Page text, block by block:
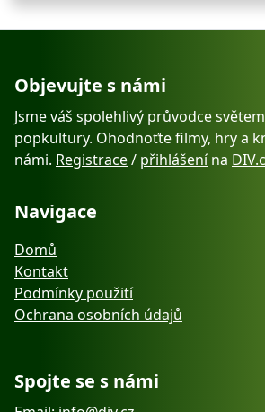
Objevujte s námi
Jsme váš spolehlivý průvodce světem
popkultury. Ohodnoťte filmy, hry a
námi. Registrace/ přihlášenína
Navigace
Domů
Kontakt
Podmínky použití
Ochrana osobních údajů
Spojte se s námi